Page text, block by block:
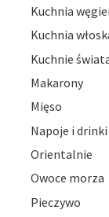
Kuchnia
Kuchnia
Kuchnie
Makarony
Mięso
Napoje i drinki
Orientalnie
Owoce morza
Pieczywo